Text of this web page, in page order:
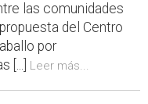
las comunidades
del Centro
por
[...] Leer más...